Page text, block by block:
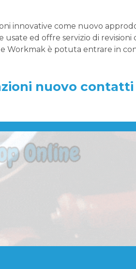
innovative come nuovo
usate ed offre servizio di revisioni
Workmak è potuta entrare in
nuovo